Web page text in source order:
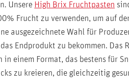
Unsere High Brix Fruchtpasten
Frucht zu verwenden, um auf
ausgezeichnete Wahl für
Endprodukt zu bekommen.
einem Format, das bestens für
zu kreieren, die gleichzeitig